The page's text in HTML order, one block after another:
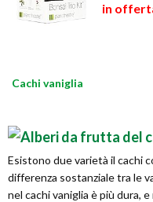
in
Cachi vaniglia
Esistono due varietà il cachi
differenza sostanziale tra le
nel cachi vaniglia è più dura,